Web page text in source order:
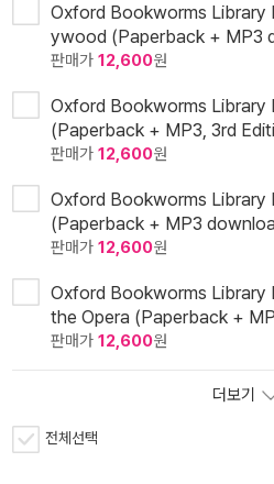
Oxford Bookworms Library
ywood (Paperback + MP3
판매가 12,600원
Oxford Bookworms Library
(Paperback + MP3, 3rd
판매가 12,600원
Oxford Bookworms Library
(Paperback + MP3
판매가 12,600원
Oxford Bookworms Library
the Opera (Paperback +
판매가 12,600원
더보기
전체선택